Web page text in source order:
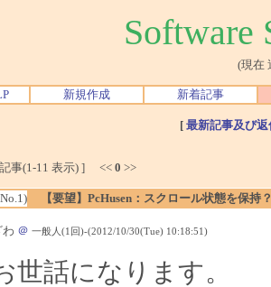
Software
(現在
新規作成 新着記事
[ 最新記事及び
事(1-11 表示) ] << 0 >>
【要望】PcHusen：スクロール状態を保持
＠ 一般人(1回)-(2012/10/30(Tue) 10:18:51)
世話になります。